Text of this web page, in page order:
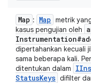
Map : Map metrik
kasus pengujian oleh
dipertahankan kecuali
sama beberapa kali.
ditentukan dalam
StatusKeys difilter